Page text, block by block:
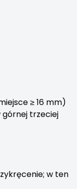
≥ 16 mm)
górnej trzeciej
w ten